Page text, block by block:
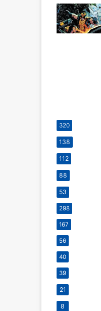
320
138
112
88
53
298
167
56
40
39
21
8